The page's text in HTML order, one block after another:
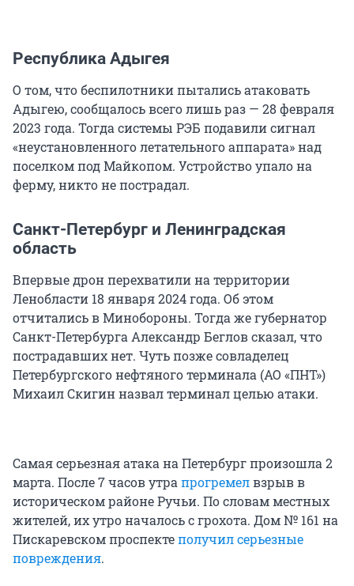
Республика Адыгея
О том, что беспилотники пытались атаковать
Адыгею, сообщалось всего лишь раз — 28 февраля
2023 года. Тогда системы РЭБ подавили сигнал
«неустановленного летательного аппарата» над
поселком под Майкопом. Устройство упало на
ферму, никто не пострадал.
Санкт-Петербург и Ленинградская
область
Впервые дрон перехватили на территории
Ленобласти 18 января 2024 года. Об этом
отчитались в Минобороны. Тогда же губернатор
Санкт-Петербурга Александр Беглов сказал, что
пострадавших нет. Чуть позже совладелец
Петербургского нефтяного терминала (АО «ПНТ»)
Михаил Скигин назвал терминал целью атаки.
Самая серьезная атака на Петербург произошла 2
марта. После 7 часов утра прогремелвзрыв в
историческом районе Ручьи. По словам местных
жителей, их утро началось с грохота. Дом № 161 на
Пискаревском проспектеполучил серьезные
повреждения.